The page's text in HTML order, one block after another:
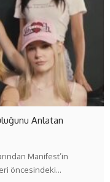
Anlatan
Manifest’in
öncesindeki…